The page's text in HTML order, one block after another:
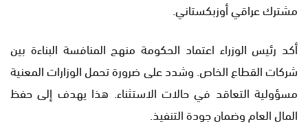
مشترك عراقي أوزبكستاني.
أكد رئيس الوزراء اعتماد الحكومة منهج المنافسة البناءة بين
شركات القطاع الخاص. وشدد على ضرورة تحمل الوزارات المعنية
مسؤولية التعاقد في حالات الاستثناء. هذا يهدف إلى حفظ
المال العام وضمان جودة التنفيذ.